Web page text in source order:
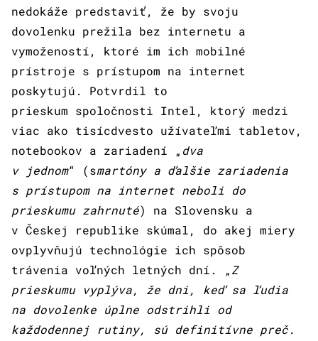
nedokáže predstaviť, že by svoju
dovolenku prežila bez internetu a
vymožeností, ktoré im ich mobilné
prístroje s prístupom na internet
poskytujú. Potvrdil to
prieskum spoločnosti Intel, ktorý medzi
viac ako tisícdvesto užívateľmi tabletov,
notebookov a zariadení „ dva
v jednom“ (smartóny a ďalšie zariadenia
s prístupom na internet neboli do
prieskumu zahrnuté) na Slovensku a
v Českej republike skúmal, do akej miery
ovplyvňujú technológie ich spôsob
trávenia voľných letných dní. „Z
prieskumu vyplýva, že dni, keď sa ľudia
na dovolenke úplne odstrihli od
každodennej rutiny, sú definitívne preč.